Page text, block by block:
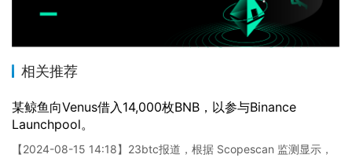
相关推荐
某鲸鱼向Venus借入14,000枚BNB，以参与Binance
Launchpool。
【2024-08-15 14:18】23btc报道，根据 Scopescan 监测显示，